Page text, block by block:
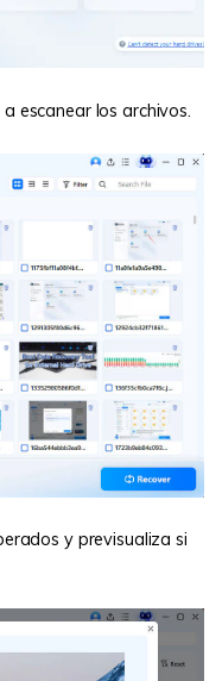
escanear los archivos.
y previsualiza si